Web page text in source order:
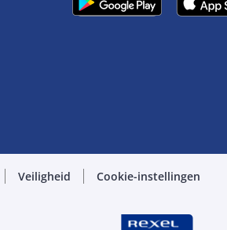
Veiligheid Cookie-instellingen